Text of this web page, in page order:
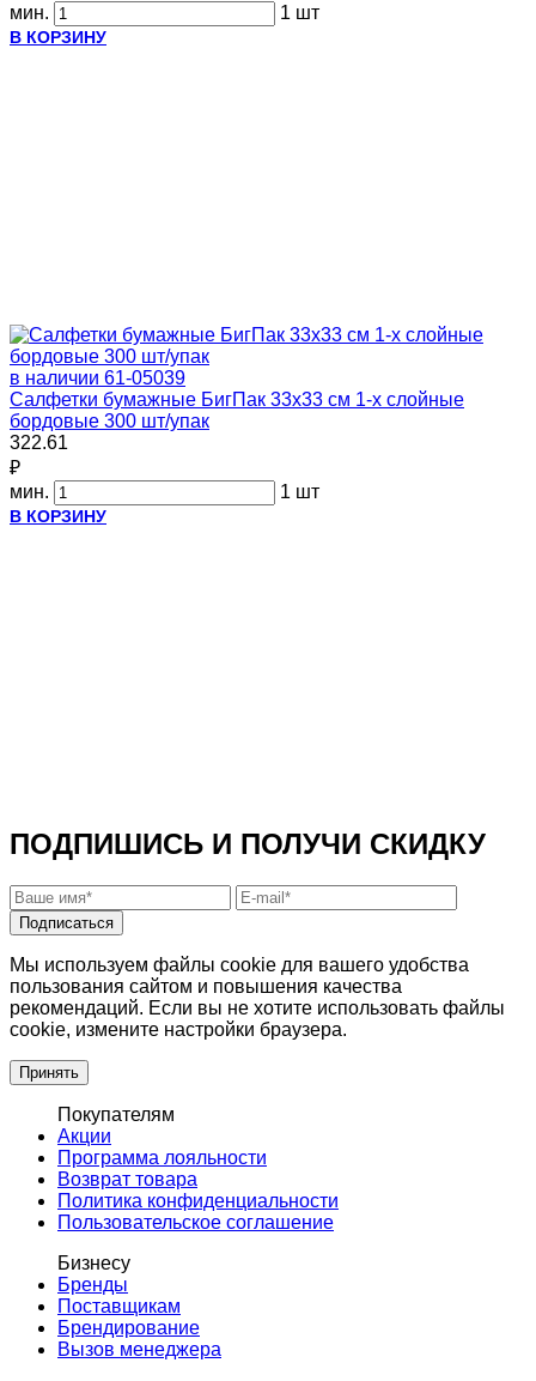
мин.
1 шт
В КОРЗИНУ
в наличии 61-05039
Салфетки бумажные БигПак 33х33 см 1-х слойные
бордовые 300 шт/упак
322.61
₽
мин.
1 шт
В КОРЗИНУ
ПОДПИШИСЬ И ПОЛУЧИ СКИДКУ
Подписаться
Мы используем файлы cookie для вашего удобства
пользования сайтом и повышения качества
рекомендаций. Если вы не хотите использовать файлы
cookie, измените настройки браузера.
Принять
Покупателям
Акции
Программа лояльности
Возврат товара
Политика конфиденциальности
Пользовательское соглашение
Бизнесу
Бренды
Поставщикам
Брендирование
Вызов менеджера